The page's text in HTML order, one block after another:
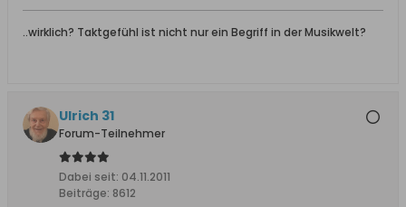
..wirklich? Taktgefühl ist nicht nur ein Begriff in der Musikwelt?
Ulrich 31
Forum-Teilnehmer
Dabei seit: 04.11.2011
Beiträge: 8612